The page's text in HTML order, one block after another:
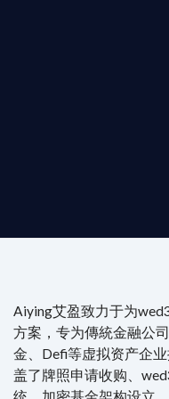
Aiying艾盈致力于为
方案，专为傳統金融公
金、Defi等虚拟资产企
盖了牌照申请收购、